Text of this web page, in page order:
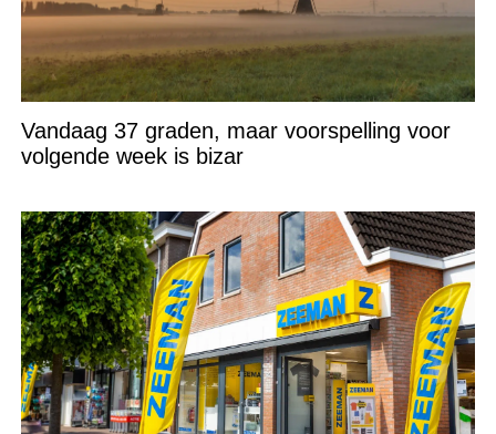
Vandaag 37 graden, maar voorspelling voor
volgende week is bizar